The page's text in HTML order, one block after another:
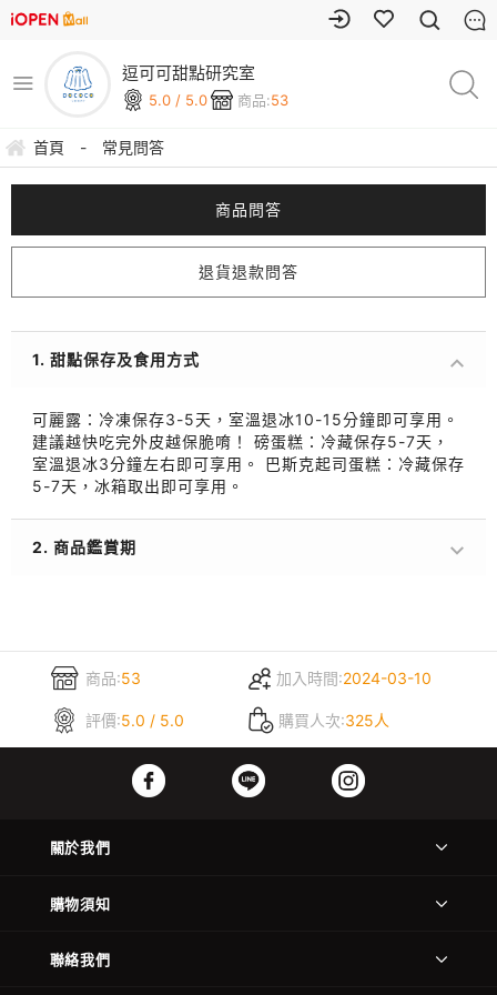
逗可可甜點研究室
5.0 / 5.0 商品:53
首頁 - 常見問答
商品問答
退貨退款問答
1. 甜點保存及食用方式
可麗露：冷凍保存3-5天，室溫退冰10-15分鐘即可享用。
建議越快吃完外皮越保脆唷！ 磅蛋糕：冷藏保存5-7天，
室溫退冰3分鐘左右即可享用。 巴斯克起司蛋糕：冷藏保存
5-7天，冰箱取出即可享用。
2. 商品鑑賞期
商品:53 加入時間:2024-03-10
評價:5.0 / 5.0 購買人次:325人
關於我們
購物須知
聯絡我們